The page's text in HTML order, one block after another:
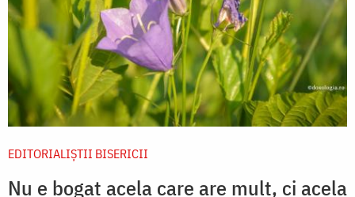
EDITORIALIȘTII BISERICII
Nu e bogat acela care are mult, ci acela